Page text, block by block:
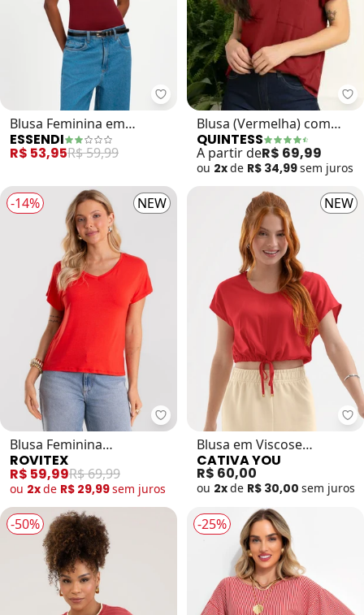
Essendi - Blusa Feminina em
Blusa Feminina em
Viscose (Bordô)
ESSENDI
R$ 53,95R$ 59,99
Blusa (Vermelha) com
Decote V e Bolso Frontal
QUINTESS
A partir deR$ 69,99
ou 2xde R$ 34,99sem juros
-14% NEW
Rovitex - Blusa Feminina
Blusa Feminina
Viscotorcion (Vermelho)
ROVITEX
R$ 59,99R$ 69,99
ou 2xde R$ 29,99sem juros
NEW
Blusa em Viscose
(Vermelho)
CATIVA YOU
R$ 60,00
ou 2xde R$ 30,00 sem juros
-50% -25%